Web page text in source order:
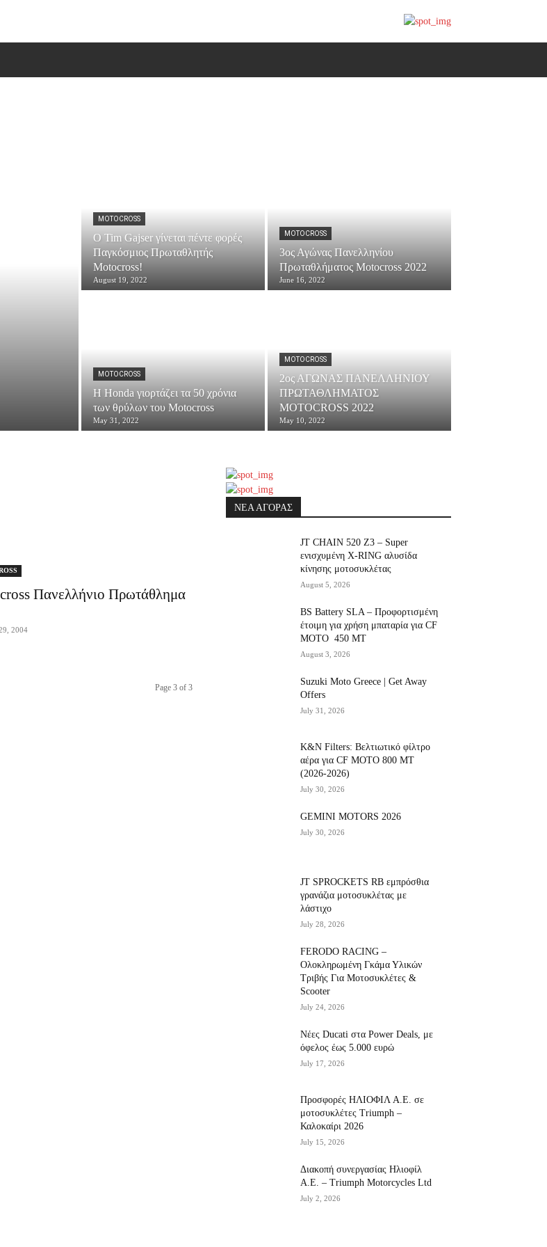
MOTOCROSS
Ο Tim Gajser γίνεται πέντε φορές
Παγκόσμιος Πρωταθλητής
Motocross!
August 19, 2022
MOTOCROSS
3ος Αγώνας Πανελληνίου
Πρωταθλήματος Motocross 2022
June 16, 2022
MOTOCROSS
Η Honda γιορτάζει τα 50 χρόνια
των θρύλων του Motocross
May 31, 2022
MOTOCROSS
2ος ΑΓΩΝΑΣ ΠΑΝΕΛΛΗΝΙΟΥ
ΠΡΩΤΑΘΛΗΜΑΤΟΣ
MOTOCROSS 2022
May 10, 2022
Πανελλήνιο Πρωτάθλημα
2004
Page 3 of 3
ΝΕΑ ΑΓΟΡΑΣ
JT CHAIN 520 Ζ3 – Super
ενισχυμένη X-RING αλυσίδα
κίνησης μοτοσυκλέτας
August 5, 2026
BS Battery SLA – Προφορτισμένη
έτοιμη για χρήση μπαταρία για CF
MOTO 450 MT
August 3, 2026
Suzuki Moto Greece | Get Away
Offers
July 31, 2026
K&N Filters: Βελτιωτικό φίλτρο
αέρα για CF ΜΟΤΟ 800 ΜΤ
(2026-2026)
July 30, 2026
GEMINI MOTORS 2026
July 30, 2026
JT SPROCKETS RB εμπρόσθια
γρανάζια μοτοσυκλέτας με
λάστιχο
July 28, 2026
FERODO RACING –
Ολοκληρωμένη Γκάμα Υλικών
Τριβής Για Μοτοσυκλέτες &
Scooter
July 24, 2026
Νέες Ducati στα Power Deals, με
όφελος έως 5.000 ευρώ
July 17, 2026
Προσφορές ΗΛΙΟΦΙΛ Α.Ε. σε
μοτοσυκλέτες Triumph –
Καλοκαίρι 2026
July 15, 2026
Διακοπή συνεργασίας Ηλιοφίλ
Α.Ε. – Triumph Motorcycles Ltd
July 2, 2026